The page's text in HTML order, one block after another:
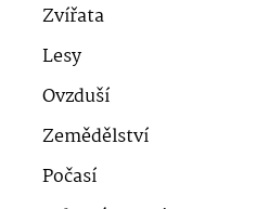
Zvířata
Lesy
Ovzduší
Zemědělství
Počasí